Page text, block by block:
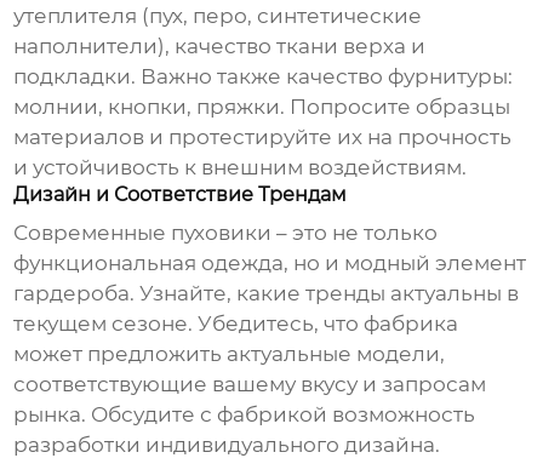
утеплителя (пух, перо, синтетические
наполнители), качество ткани верха и
подкладки. Важно также качество фурнитуры:
молнии, кнопки, пряжки. Попросите образцы
материалов и протестируйте их на прочность
и устойчивость к внешним воздействиям.
Дизайн и Соответствие Трендам
Современные пуховики – это не только
функциональная одежда, но и модный элемент
гардероба. Узнайте, какие тренды актуальны в
текущем сезоне. Убедитесь, что фабрика
может предложить актуальные модели,
соответствующие вашему вкусу и запросам
рынка. Обсудите с фабрикой возможность
разработки индивидуального дизайна.